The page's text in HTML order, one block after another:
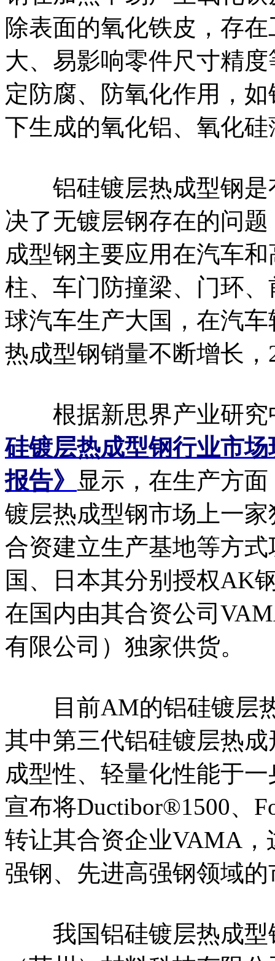
除表面的氧化铁皮，存
大、易影响零件尺寸精
定防腐、防氧化作用，
下生成的氧化铝、氧化硅
铝硅镀层热成型钢是
决了无镀层钢存在的问
成型钢主要应用在汽车
柱、车门防撞梁、门环
球汽车生产大国，在汽
热成型钢销量不断增长，
根据新思界产业研究
硅镀层热成型钢行业市
报告》 显示，在生产方
镀层热成型钢市场上一
合资建立生产基地等方
国、日本其分别授权AK
在国内由其合资公司
有限公司）独家供货。
目前AM的铝硅镀层热
其中第三代铝硅镀层热
成型性、轻量化性能于
宣布将Ductibor®1500、
转让其合资企业VAMA
强钢、先进高强钢领域
我国铝硅镀层热成型